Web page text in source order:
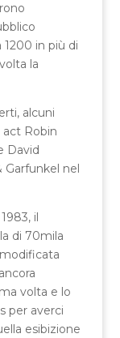
in più di
la
alcuni
Robin
David
Garfunkel nel
il
di 70mila
volta e lo
per averci
esibizione